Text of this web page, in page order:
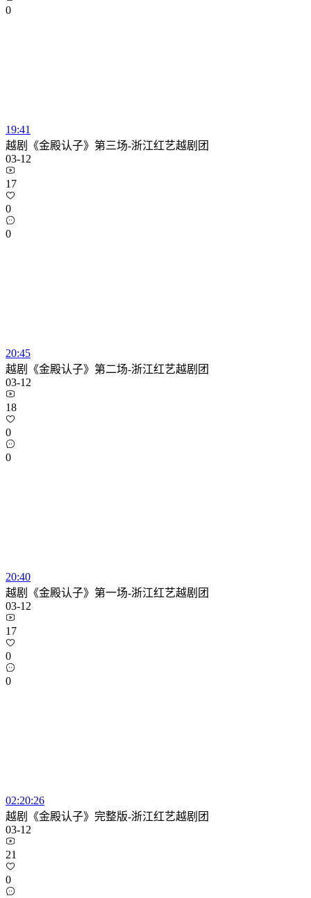
0
19:41
越剧《金殿认子》第三场-浙江红艺越剧团
03-12
17
0
0
20:45
越剧《金殿认子》第二场-浙江红艺越剧团
03-12
18
0
0
20:40
越剧《金殿认子》第一场-浙江红艺越剧团
03-12
17
0
0
02:20:26
越剧《金殿认子》完整版-浙江红艺越剧团
03-12
21
0